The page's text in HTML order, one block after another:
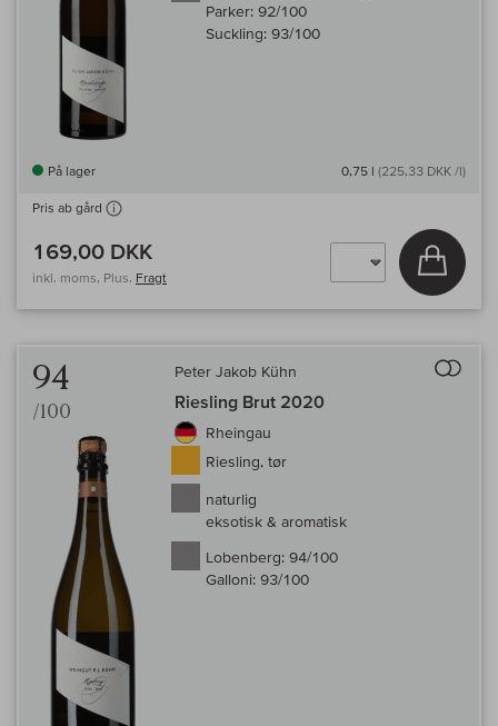
Parker: 92/100
Suckling: 93/100
På lager 0,75 l (225,33 DKK /l)
Pris ab gård
169,00 DKK
inkl. moms, Plus. Fragt
Læg i
94
/100
Peter Jakob Kühn
Riesling Brut 2020
Rheingau
Riesling, tør
naturlig
eksotisk & aromatisk
Lobenberg: 94/100
Galloni: 93/100